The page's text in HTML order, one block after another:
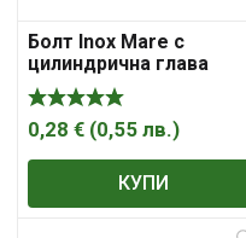
Болт Inox Mare с
цилиндрична глава
вътрешен шестостен
неръждаем M10x35 мм,
A2, 1.5 мм, DIN 912
0,28 € (0,55 лв.)
КУПИ